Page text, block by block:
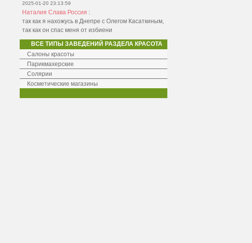
2025-01-20 23:13:59
Наталия Слава Россия :
так как я нахожусь в Днепре с Олегом Касаткиным,
так как он спас меня от избиени
ВСЕ ТИПЫ ЗАВЕДЕНИЙ РАЗДЕЛА КРАСОТА
Салоны красоты
Парикмахерские
Солярии
Косметические магазины